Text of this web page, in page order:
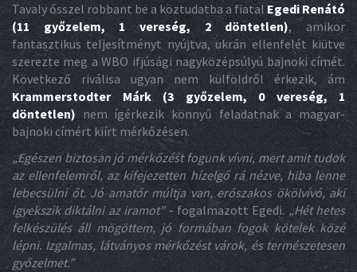
Tavaly ősszel robbant be a köztudatba a fiatal Egedi Renátó
(11 győzelem, 1 vereség, 2 döntetlen), amikor
fantasztikus teljesítményt nyújtva, ukrán ellenfelét kiütve
szerezte meg a WBO ifjúsági nagyközépsúlyú bajnoki címét.
Következő riválisa ugyan nem külföldről érkezik, ám
Krammerstodter Márk (3 győzelem, 0 vereség, 1
döntetlen) nem ígérkezik könnyű feladatnak a magyar-
bajnoki címért kiírt mérkőzésen.
„Egészen biztosan jó mérkőzést fogunk vívni, mert amit tudok
az ellenfelemről, az kifejezetten hízelgő rá nézve, hiba lenne
lebecsülni őt. Jó amatőr múltja van, erőszakos ökölvívó, aki
igyekszik diktálni az iramot”- fogalmazott Egedi.„Hét hetes
felkészülés áll mögöttem, jó formában fogok kötelek közé
lépni. Izgalmas, látványos mérkőzést várok, és természetesen
győzelmet.”